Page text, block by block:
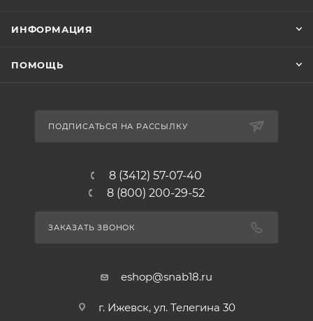
ИНФОРМАЦИЯ
ПОМОЩЬ
ПОДПИСАТЬСЯ НА РАССЫЛКУ
8 (3412) 57-07-40
8 (800) 200-29-52
ЗАКАЗАТЬ ЗВОНОК
eshop@snab18.ru
г. Ижевск, ул. Телегина 30